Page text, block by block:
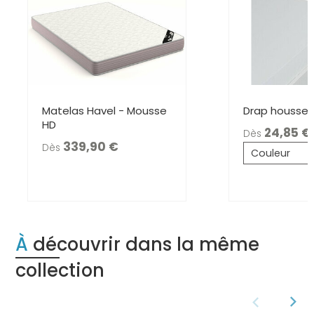
Matelas Havel - Mousse
HD
Dès 339,90
Drap housse
Dès 24,85
Couleur
À découvrir dans la même
collection